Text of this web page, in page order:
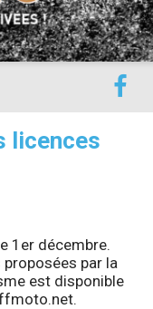
licences
1er décembre.
proposées par la
est disponible
.